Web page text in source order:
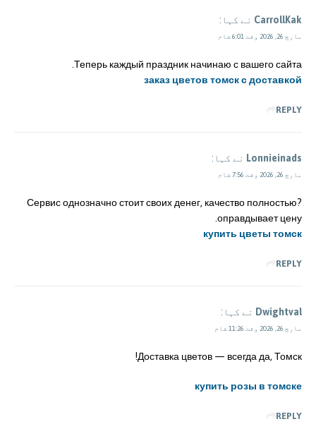
CarrollKak نے کہا:
مارچ 26, 2026 وقت 6:01 شام
Теперь каждый праздник начинаю с вашего сайта.
заказ цветов томск с доставкой
REPLY
Lonnieinads نے کہا:
مارچ 26, 2026 وقت 7:56 شام
?Сервис однозначно стоит своих денег, качество полностью
оправдывает цену.
купить цветы томск
REPLY
Dwightval نے کہا:
مارچ 26, 2026 وقت 11:26 شام
Доставка цветов — всегда да, Томск!
купить розы в томске
REPLY